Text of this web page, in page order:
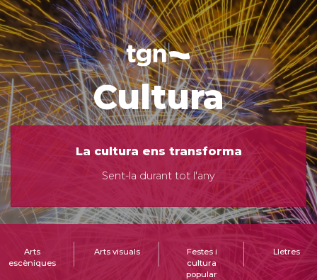
Cultura
La cultura ens transforma
Sent-la durant tot l'any
Arts
escèniques
Arts visuals
Festes i
cultura
popular
Lletres